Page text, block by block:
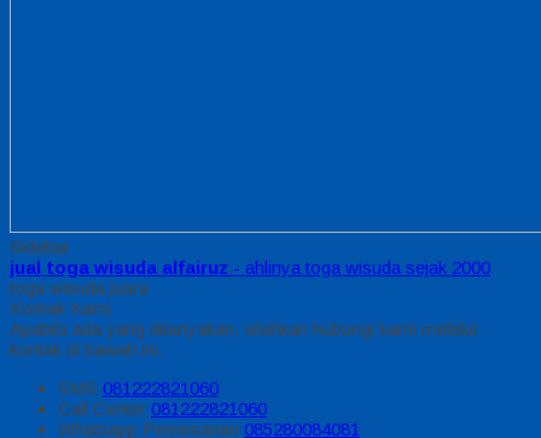
Sidebar
jual toga wisuda alfairuz - ahlinya toga wisuda sejak 2000
toga wisuda juara
Kontak Kami
Apabila ada yang ditanyakan, silahkan hubungi kami melalui
kontak di bawah ini.
SMS 081222821060
Call Center 081222821060
Whatsapp Pemesanan 085280084081